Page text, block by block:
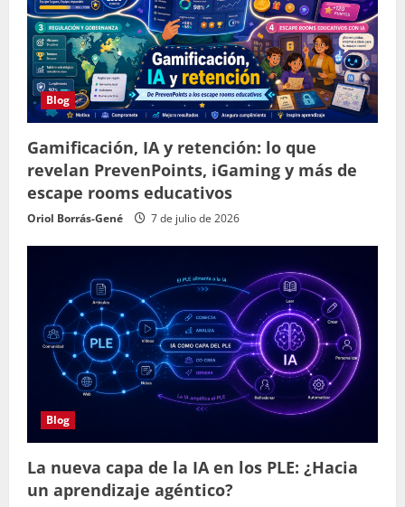
Blog
Gamificación, IA y retención: lo que
revelan PrevenPoints, iGaming y más de
escape rooms educativos
Oriol Borrás-Gené 7 de julio de 2026
Blog
La nueva capa de la IA en los PLE: ¿Hacia
un aprendizaje agéntico?